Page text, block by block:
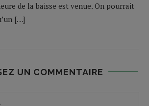
de la baisse est venue. On pourrait
[…]
UN COMMENTAIRE